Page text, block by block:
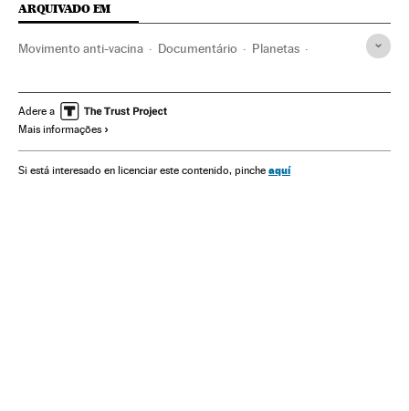
ARQUIVADO EM
Movimento anti-vacina Documentário Planetas
Pseudociência Astronomia
Adere a
Mais informações
Si está interesado en licenciar este contenido, pinche aquí